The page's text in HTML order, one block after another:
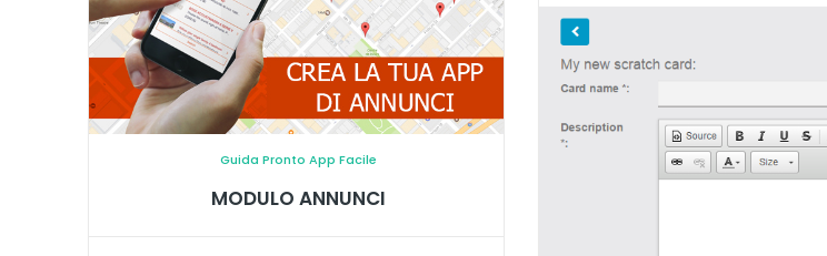
Guida Pronto App Facile
MODULO ANNUNCI